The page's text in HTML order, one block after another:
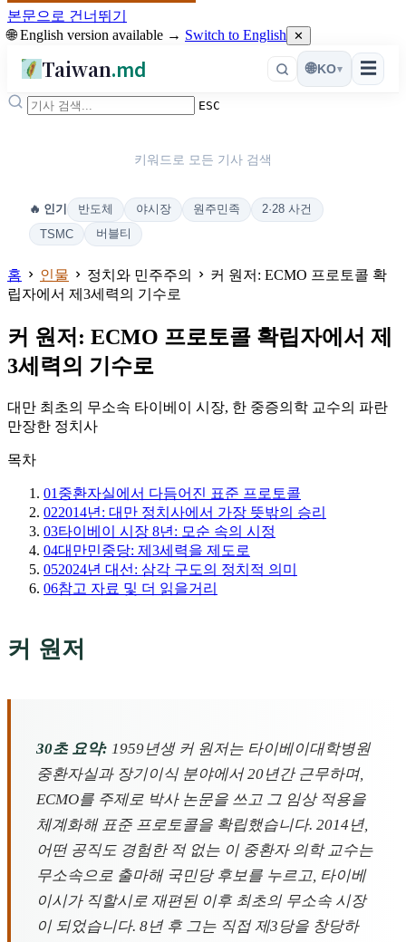
본문으로 건너뛰기
🌐 English version available → Switch to English ✕
Taiwan.md ☰
🌐KO▾
ESC
키워드로 모든 기사 검색
🔥 인기 반도체 야시장 원주민족
2·28 사건
TSMC
버블티
홈 인물 정치와 민주주의
커 원저: ECMO 프로토콜 확
립자에서 제3세력의 기수로
커 원저: ECMO 프로토콜 확립자에서 제
3세력의 기수로
대만 최초의 무소속 타이베이 시장, 한 중증의학 교수의 파란
만장한 정치사
목차
01 중환자실에서 다듬어진 표준 프로토콜
022014년: 대만 정치사에서 가장 뜻밖의 승리
03타이베이 시장 8년: 모순 속의 시정
04대만민중당: 제3세력을 제도로
052024년 대선: 삼각 구도의 정치적 의미
06참고 자료 및 더 읽을거리
커 원저
30초 요약: 1959년생 커 원저는 타이베이대학병원
중환자실과 장기이식 분야에서 20년간 근무하며,
ECMO를 주제로 박사 논문을 쓰고 그 임상 적용을
체계화해 표준 프로토콜을 확립했습니다. 2014년,
어떤 공직도 경험한 적 없는 이 중환자 의학 교수는
무소속으로 출마해 국민당 후보를 누르고, 타이베
이시가 직할시로 재편된 이후 최초의 무소속 시장
이 되었습니다. 8년 후 그는 직접 제3당을 창당하